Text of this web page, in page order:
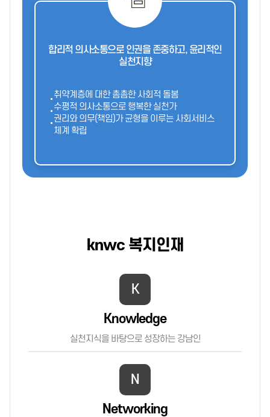
합리적 의사소통으로 인권을 존중하고, 윤리적인
실천지향
취약계층에 대한 촘촘한 사회적 돌봄
수평적 의사소통으로 행복한 실천가
권리와 의무(책임)가 균형을 이루는 사회서비스
체계 확립
knwc 복지인재
K
Knowledge
실천지식을 바탕으로 성장하는 강남인
N
Networking